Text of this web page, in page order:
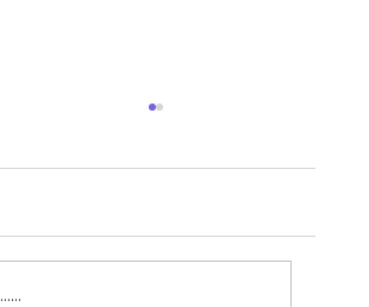
鎂的初期，我們一直在思考。 隨著時代的
與獨特魅力卻往往被忽視。 為了重新點燃
藏的寶藏， 鎂實驗所 的啟動，標誌著一
的地方創生與文化探索的開始。這個實驗